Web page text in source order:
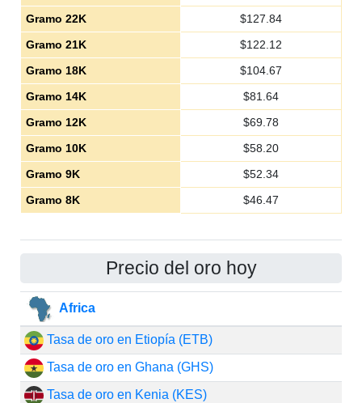
Gramo 22K
$127.84
Gramo 21K
$122.12
Gramo 18K
$104.67
Gramo 14K
$81.64
Gramo 12K
$69.78
Gramo 10K
$58.20
Gramo 9K
$52.34
Gramo 8K
$46.47
Precio del oro hoy
Africa
Tasa de oro en Etiopía (ETB)
Tasa de oro en Ghana (GHS)
Tasa de oro en Kenia (KES)